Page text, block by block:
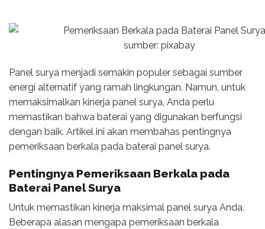
sumber: pixabay
Panel surya menjadi semakin populer sebagai sumber
energi alternatif yang ramah lingkungan. Namun, untuk
memaksimalkan kinerja panel surya, Anda perlu
memastikan bahwa baterai yang digunakan berfungsi
dengan baik. Artikel ini akan membahas pentingnya
pemeriksaan berkala pada baterai panel surya.
Pentingnya Pemeriksaan Berkala pada
Baterai Panel Surya
Untuk memastikan kinerja maksimal panel surya Anda.
Beberapa alasan mengapa pemeriksaan berkala